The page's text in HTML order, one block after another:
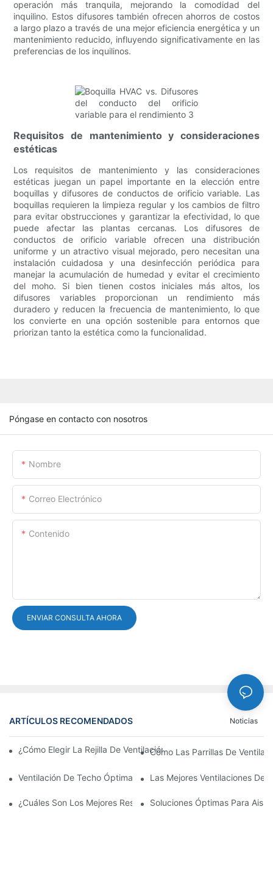
operación más tranquila, mejorando la comodidad del
inquilino. Estos difusores también ofrecen ahorros de costos
a largo plazo a través de una mejor eficiencia energética y un
mantenimiento reducido, influyendo significativamente en las
preferencias de los inquilinos.
Requisitos de mantenimiento y consideraciones
estéticas
Los requisitos de mantenimiento y las consideraciones
estéticas juegan un papel importante en la elección entre
boquillas y difusores de conductos de orificio variable. Las
boquillas requieren la limpieza regular y los cambios de filtro
para evitar obstrucciones y garantizar la efectividad, lo que
puede afectar las plantas cercanas. Los difusores de
conductos de orificio variable ofrecen una distribución
uniforme y un atractivo visual mejorado, pero necesitan una
instalación cuidadosa y una desinfección periódica para
manejar la acumulación de humedad y evitar el crecimiento
del moho. Si bien tienen costos iniciales más altos, los
difusores variables proporcionan un rendimiento más
duradero y reducen la frecuencia de mantenimiento, lo que
los convierte en una opción sostenible para entornos que
priorizan tanto la estética como la funcionalidad.
Póngase en contacto con nosotros
Nombre
Correo Electrónico
Contenido
ENVIAR CONSULTA AHORA
ARTÍCULOS RECOMENDADOS Noticias
¿Cómo Elegir La Rejilla De Ventilación De La Puerta De Aluminio
Cómo Las Parrillas De
Ventilación De Techo Óptima DuraderaLas Mejores Ventilaciones De
¿Cuáles Son Los Mejores Respiraderos De Techo Para La
Soluciones Óptimas Para